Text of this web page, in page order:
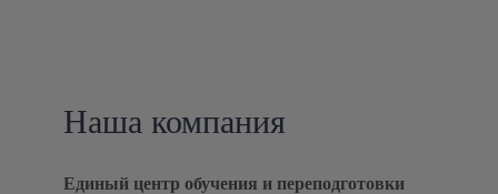
Наша компания
Единый центр обучения и переподготовки